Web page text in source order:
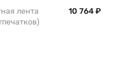
лента
10 764 ₽